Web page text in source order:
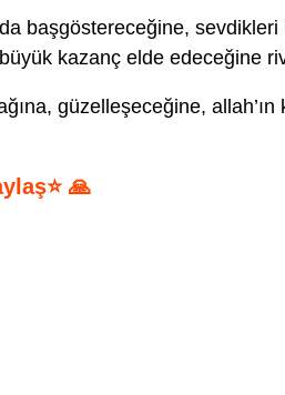
başgöstereceğine,
kazanç elde edeceğine
güzelleşeceğine,
🙏